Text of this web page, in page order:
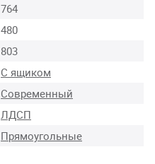
764
480
803
С ящиком
Современный
ЛДСП
Прямоугольные